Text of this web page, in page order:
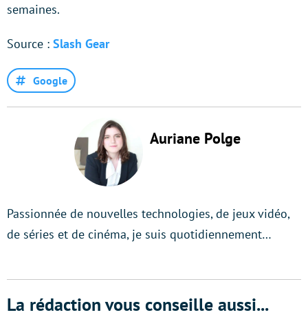
semaines.
Source : Slash Gear
Google
Auriane Polge
Passionnée de nouvelles technologies, de jeux vidéo,
de séries et de cinéma, je suis quotidiennement…
La rédaction vous conseille aussi...